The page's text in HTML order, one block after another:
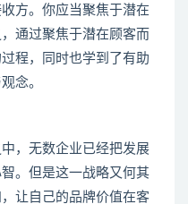
方。你应当聚焦于潜在
通过聚焦于潜在顾客而
程，同时也学到了有助
念。
，无数企业已经把发展
。但是这一战略又何其
让自己的品牌价值在客